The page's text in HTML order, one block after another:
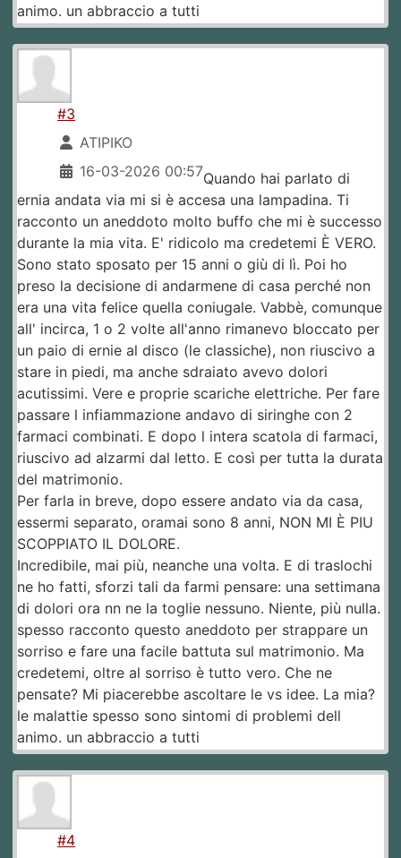
animo. un abbraccio a tutti
#3
ATIPIKO
16-03-2026 00:57Quando hai parlato di
ernia andata via mi si è accesa una lampadina. Ti
racconto un aneddoto molto buffo che mi è successo
durante la mia vita. E' ridicolo ma credetemi È VERO.
Sono stato sposato per 15 anni o giù di lì. Poi ho
preso la decisione di andarmene di casa perché non
era una vita felice quella coniugale. Vabbè, comunque
all' incirca, 1 o 2 volte all'anno rimanevo bloccato per
un paio di ernie al disco (le classiche), non riuscivo a
stare in piedi, ma anche sdraiato avevo dolori
acutissimi. Vere e proprie scariche elettriche. Per fare
passare l infiammazione andavo di siringhe con 2
farmaci combinati. E dopo l intera scatola di farmaci,
riuscivo ad alzarmi dal letto. E così per tutta la durata
del matrimonio.
Per farla in breve, dopo essere andato via da casa,
essermi separato, oramai sono 8 anni, NON MI È PIU
SCOPPIATO IL DOLORE.
Incredibile, mai più, neanche una volta. E di traslochi
ne ho fatti, sforzi tali da farmi pensare: una settimana
di dolori ora nn ne la toglie nessuno. Niente, più nulla.
spesso racconto questo aneddoto per strappare un
sorriso e fare una facile battuta sul matrimonio. Ma
credetemi, oltre al sorriso è tutto vero. Che ne
pensate? Mi piacerebbe ascoltare le vs idee. La mia?
le malattie spesso sono sintomi di problemi dell
animo. un abbraccio a tutti
#4